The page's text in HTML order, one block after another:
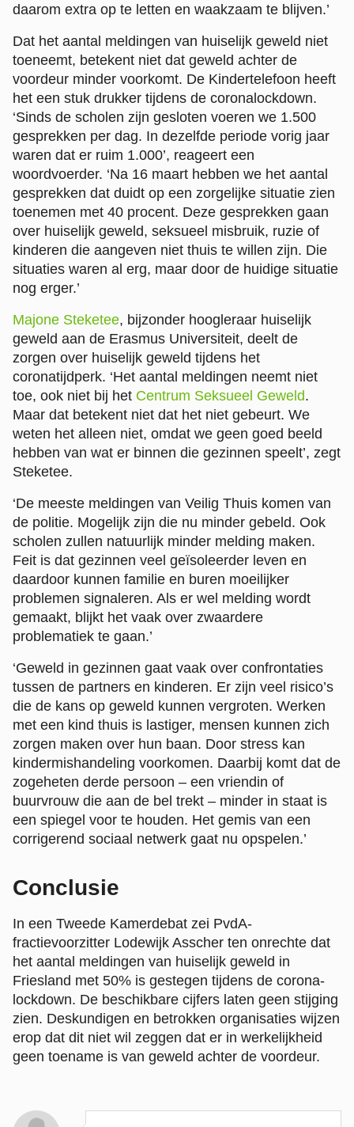
daarom extra op te letten en waakzaam te blijven.’
Dat het aantal meldingen van huiselijk geweld niet
toeneemt, betekent niet dat geweld achter de
voordeur minder voorkomt. De Kindertelefoon heeft
het een stuk drukker tijdens de coronalockdown.
‘Sinds de scholen zijn gesloten voeren we 1.500
gesprekken per dag. In dezelfde periode vorig jaar
waren dat er ruim 1.000’, reageert een
woordvoerder. ‘Na 16 maart hebben we het aantal
gesprekken dat duidt op een zorgelijke situatie zien
toenemen met 40 procent. Deze gesprekken gaan
over huiselijk geweld, seksueel misbruik, ruzie of
kinderen die aangeven niet thuis te willen zijn. Die
situaties waren al erg, maar door de huidige situatie
nog erger.’
Majone Steketee, bijzonder hoogleraar huiselijk
geweld aan de Erasmus Universiteit, deelt de
zorgen over huiselijk geweld tijdens het
coronatijdperk. ‘Het aantal meldingen neemt niet
toe, ook niet bij het Centrum Seksueel Geweld.
Maar dat betekent niet dat het niet gebeurt. We
weten het alleen niet, omdat we geen goed beeld
hebben van wat er binnen die gezinnen speelt’, zegt
Steketee.
‘De meeste meldingen van Veilig Thuis komen van
de politie. Mogelijk zijn die nu minder gebeld. Ook
scholen zullen natuurlijk minder melding maken.
Feit is dat gezinnen veel geïsoleerder leven en
daardoor kunnen familie en buren moeilijker
problemen signaleren. Als er wel melding wordt
gemaakt, blijkt het vaak over zwaardere
problematiek te gaan.’
‘Geweld in gezinnen gaat vaak over confrontaties
tussen de partners en kinderen. Er zijn veel risico’s
die de kans op geweld kunnen vergroten. Werken
met een kind thuis is lastiger, mensen kunnen zich
zorgen maken over hun baan. Door stress kan
kindermishandeling voorkomen. Daarbij komt dat de
zogeheten derde persoon – een vriendin of
buurvrouw die aan de bel trekt – minder in staat is
een spiegel voor te houden. Het gemis van een
corrigerend sociaal netwerk gaat nu opspelen.’
Conclusie
In een Tweede Kamerdebat zei PvdA-
fractievoorzitter Lodewijk Asscher ten onrechte dat
het aantal meldingen van huiselijk geweld in
Friesland met 50% is gestegen tijdens de corona-
lockdown. De beschikbare cijfers laten geen stijging
zien. Deskundigen en betrokken organisaties wijzen
erop dat dit niet wil zeggen dat er in werkelijkheid
geen toename is van geweld achter de voordeur.